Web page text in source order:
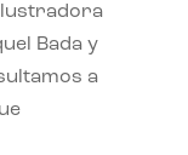
Bada y
a